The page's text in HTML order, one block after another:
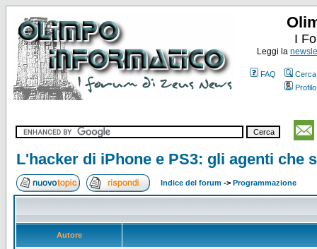
I
Leggi la
FAQ
Cerca
Profilo
L'hacker di iPhone e PS3: gli agenti
Indice del forum -> Programmazione
Autore